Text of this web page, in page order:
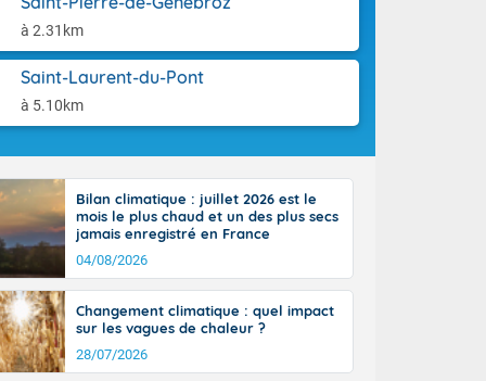
à 2.31km
Saint-Laurent-du-Pont
à 5.10km
sur
avec des
sur le sud
la
entre 50 et
résiste sur
Alpes à
et 20
Bilan climatique : juillet 2026 est le
mois le plus chaud et un des plus secs
jamais enregistré en France
04/08/2026
Changement climatique : quel impact
sur les vagues de chaleur ?
28/07/2026